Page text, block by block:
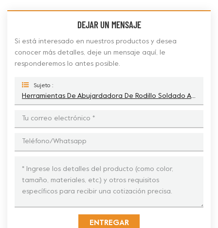
DEJAR UN MENSAJE
Si está interesado en nuestros productos y desea
conocer más detalles, deje un mensaje aquí, le
responderemos lo antes posible.
Sujeto :
Herramientas De Abujardadora De Rodillo Soldado Al Vacío Husqvarna De 3''
ENTREGAR